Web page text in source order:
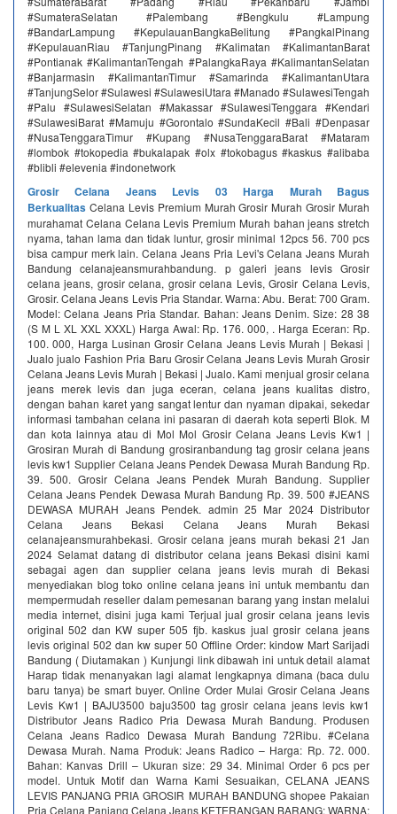
#SumateraSelatan #Palembang #Bengkulu #Lampung
#BandarLampung #KepulauanBangkaBelitung #PangkalPinang
#KepulauanRiau #TanjungPinang #Kalimatan #KalimantanBarat
#Pontianak #KalimantanTengah #PalangkaRaya #KalimantanSelatan
#Banjarmasin #KalimantanTimur #Samarinda #KalimantanUtara
#TanjungSelor #Sulawesi #SulawesiUtara #Manado #SulawesiTengah
#Palu #SulawesiSelatan #Makassar #SulawesiTenggara #Kendari
#SulawesiBarat #Mamuju #Gorontalo #SundaKecil #Bali #Denpasar
#NusaTenggaraTimur #Kupang #NusaTenggaraBarat #Mataram
#lombok #tokopedia #bukalapak #olx #tokobagus #kaskus #alibaba
#blibli #elevenia #indonetwork
Grosir Celana Jeans Levis 03 Harga Murah Bagus
Berkualitas Celana Levis Premium Murah Grosir Murah Grosir Murah
murahamat Celana Celana Levis Premium Murah bahan jeans stretch
nyama, tahan lama dan tidak luntur, grosir minimal 12pcs 56. 700 pcs
bisa campur merk lain. Celana Jeans Pria Levi's Celana Jeans Murah
Bandung celanajeansmurahbandung. p galeri jeans levis Grosir
celana jeans, grosir celana, grosir celana Levis, Grosir Celana Levis,
Grosir. Celana Jeans Levis Pria Standar. Warna: Abu. Berat: 700 Gram.
Model: Celana Jeans Pria Standar. Bahan: Jeans Denim. Size: 28 38
(S M L XL XXL XXXL) Harga Awal: Rp. 176. 000, . Harga Eceran: Rp.
100. 000, Harga Lusinan Grosir Celana Jeans Levis Murah | Bekasi |
Jualo jualo Fashion Pria Baru Grosir Celana Jeans Levis Murah Grosir
Celana Jeans Levis Murah | Bekasi | Jualo. Kami menjual grosir celana
jeans merek levis dan juga eceran, celana jeans kualitas distro,
dengan bahan karet yang sangat lentur dan nyaman dipakai, sekedar
informasi tambahan celana ini pasaran di daerah kota seperti Blok. M
dan kota lainnya atau di Mol Mol Grosir Celana Jeans Levis Kw1 |
Grosiran Murah di Bandung grosiranbandung tag grosir celana jeans
levis kw1 Supplier Celana Jeans Pendek Dewasa Murah Bandung Rp.
39. 500. Grosir Celana Jeans Pendek Murah Bandung. Supplier
Celana Jeans Pendek Dewasa Murah Bandung Rp. 39. 500 #JEANS
DEWASA MURAH Jeans Pendek. admin 25 Mar 2024 Distributor
Celana Jeans Bekasi Celana Jeans Murah Bekasi
celanajeansmurahbekasi. Grosir celana jeans murah bekasi 21 Jan
2024 Selamat datang di distributor celana jeans Bekasi disini kami
sebagai agen dan supplier celana jeans levis murah di Bekasi
menyediakan blog toko online celana jeans ini untuk membantu dan
mempermudah reseller dalam pemesanan barang yang instan melalui
media internet, disini juga kami Terjual jual grosir celana jeans levis
original 502 dan KW super 505 fjb. kaskus jual grosir celana jeans
levis original 502 dan kw super 50 Offline Order: kindow Mart Sarijadi
Bandung ( Diutamakan ) Kunjungi link dibawah ini untuk detail alamat
Harap tidak menanyakan lagi alamat lengkapnya dimana (baca dulu
baru tanya) be smart buyer. Online Order Mulai Grosir Celana Jeans
Levis Kw1 | BAJU3500 baju3500 tag grosir celana jeans levis kw1
Distributor Jeans Radico Pria Dewasa Murah Bandung. Produsen
Celana Jeans Radico Dewasa Murah Bandung 72Ribu. #Celana
Dewasa Murah. Nama Produk: Jeans Radico – Harga: Rp. 72. 000.
Bahan: Kanvas Drill – Ukuran size: 29 34. Minimal Order 6 pcs per
model. Untuk Motif dan Warna Kami Sesuaikan, CELANA JEANS
LEVIS PANJANG PRIA GROSIR MURAH BANDUNG shopee Pakaian
Pria Celana Panjang Celana Jeans KETERANGAN BARANG: WARNA: